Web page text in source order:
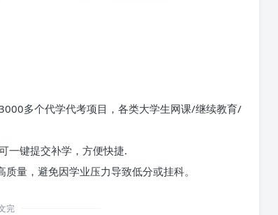
多个代学代考项目，各类大学生网课/继续教育/
一键提交补学，方便快捷.
量，避免因学业压力导致低分或挂科。
完